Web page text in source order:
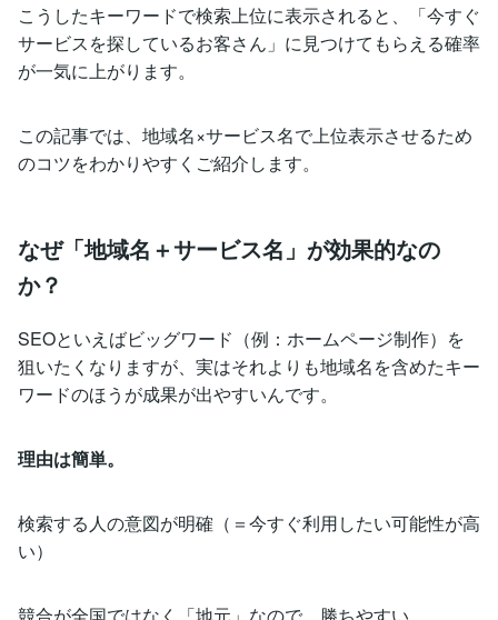
こうしたキーワードで検索上位に表示されると、「今すぐ
サービスを探しているお客さん」に見つけてもらえる確率
が一気に上がります。
この記事では、地域名×サービス名で上位表示させるため
のコツをわかりやすくご紹介します。
なぜ「地域名＋サービス名」が効果的なの
か？
SEOといえばビッグワード（例：ホームページ制作）を
狙いたくなりますが、実はそれよりも地域名を含めたキー
ワードのほうが成果が出やすいんです。
理由は簡単。
検索する人の意図が明確（＝今すぐ利用したい可能性が高
い）
競合が全国ではなく「地元」なので、勝ちやすい